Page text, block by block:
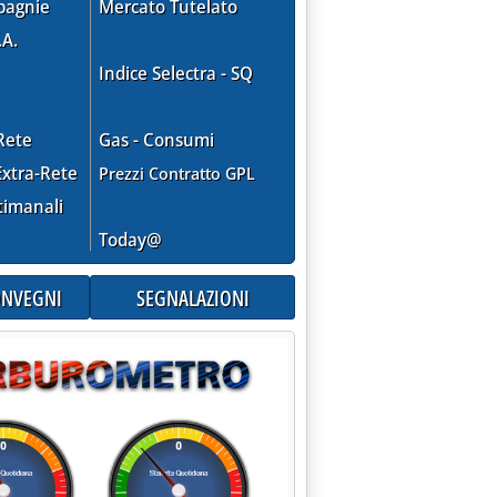
Rete
Mercato Tutelato
Indice Selectra - SQ
Gas - Consumi
Prezzi Contratto GPL
Today@
SEGNALAZIONI